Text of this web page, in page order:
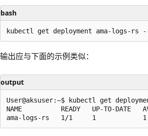
bash
输出应与下面的示例类似：
output
User@aksuser:~$ kubectl get
NAME          READY   UP-TO-DATE